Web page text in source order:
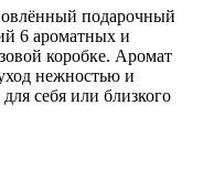
подарочный
6 ароматных и
коробке. Аромат
нежностью и
себя или близкого